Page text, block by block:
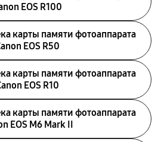
EOS R100
карты памяти фотоаппарата
EOS R50
карты памяти фотоаппарата
EOS R10
карты памяти фотоаппарата
EOS M6 Mark II